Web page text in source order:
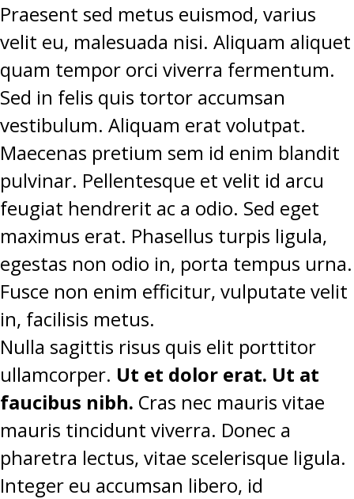
Praesent sed metus euismod, varius
velit eu, malesuada nisi. Aliquam aliquet
quam tempor orci viverra fermentum.
Sed in felis quis tortor accumsan
vestibulum. Aliquam erat volutpat.
Maecenas pretium sem id enim blandit
pulvinar. Pellentesque et velit id arcu
feugiat hendrerit ac a odio. Sed eget
maximus erat. Phasellus turpis ligula,
egestas non odio in, porta tempus urna.
Fusce non enim efficitur, vulputate velit
in, facilisis metus.
Nulla sagittis risus quis elit porttitor
ullamcorper. Ut et dolor erat. Ut at
faucibus nibh. Cras nec mauris vitae
mauris tincidunt viverra. Donec a
pharetra lectus, vitae scelerisque ligula.
Integer eu accumsan libero, id